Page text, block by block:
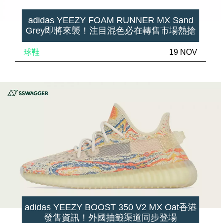
adidas YEEZY FOAM RUNNER MX Sand
Grey即將來襲！注目混色必在轉售市場熱搶
球鞋 19 NOV
adidas YEEZY BOOST 350 V2 MX Oat香港
發售資訊！外國抽籤渠道同步登場